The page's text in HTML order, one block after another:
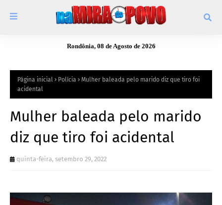
Rondônia, 08 de Agosto de 2026
Página inicial Polícia
Mulher baleada pelo marido diz que tiro foi
acidental
Mulher baleada pelo marido
diz que tiro foi acidental
quinta-feira, setembro 29, 2022